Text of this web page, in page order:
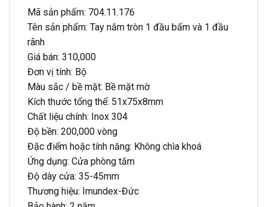
Mã sản phẩm: 704.11.176
Tên sản phẩm: Tay nắm tròn 1 đầu bấm và 1 đầu
rãnh
Giá bán: 310,000
Đơn vị tính: Bộ
Màu sắc / bề mặt: Bề mặt mờ
Kích thước tổng thể: 51x75x8mm
Chất liệu chính: Inox 304
Độ bền: 200,000 vòng
Đặc điểm hoặc tính năng: Không chìa khoá
Ứng dụng: Cửa phòng tắm
Độ dày cửa: 35-45mm
Thương hiệu: Imundex-Đức